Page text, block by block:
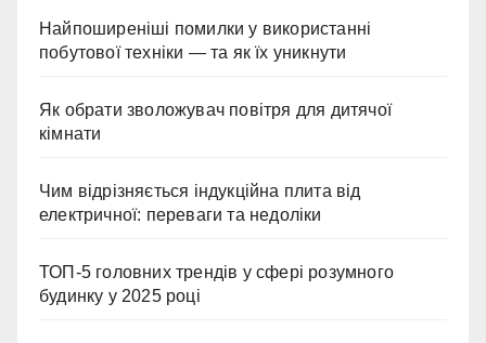
Найпоширеніші помилки у використанні
побутової техніки — та як їх уникнути
Як обрати зволожувач повітря для дитячої
кімнати
Чим відрізняється індукційна плита від
електричної: переваги та недоліки
ТОП-5 головних трендів у сфері розумного
будинку у 2025 році